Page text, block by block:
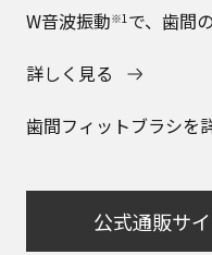
W音波振動※1で、歯間
詳しく見る
歯間フィットブラシを
公式通販サ